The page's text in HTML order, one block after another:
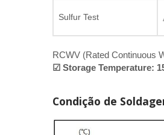
Sulfur Test
RCWV (Rated Continuous
☑ Storage Temperature:
Condição de